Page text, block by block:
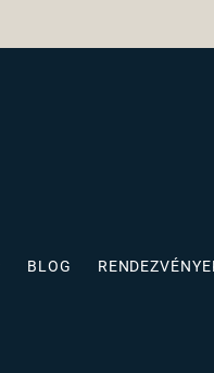
BLOG